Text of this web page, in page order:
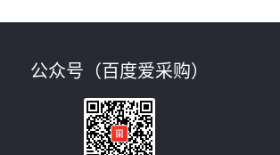
公众号（百度爱采购）